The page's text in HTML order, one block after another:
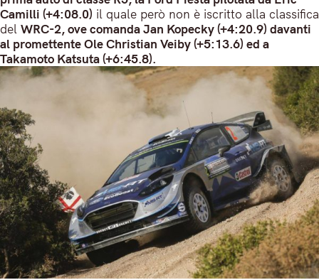
Camilli (+4:08.0) il quale però non è iscritto alla classifica
del WRC-2, ove comanda Jan Kopecky (+4:20.9) davanti
al promettente Ole Christian Veiby (+5:13.6) ed a
Takamoto Katsuta (+6:45.8).